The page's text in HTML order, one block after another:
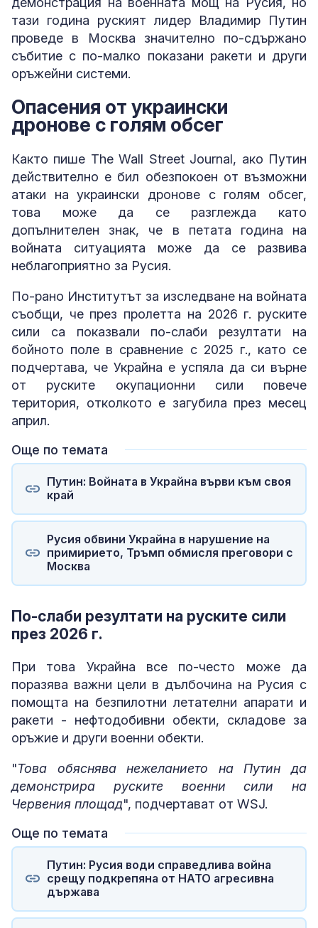
тази година руският лидер Владимир Путин
проведе в Москва значително по-сдържано
събитие с по-малко показани ракети и други
оръжейни системи.
Опасения от украински
дронове с голям обсег
Както пише The Wall Street Journal, ако Путин
действително е бил обезпокоен от възможни
атаки на украински дронове с голям обсег,
това може да се разглежда като
допълнителен знак, че в петата година на
войната ситуацията може да се развива
неблагоприятно за Русия.
По-рано Институтът за изследване на войната
съобщи, че през пролетта на 2026 г. руските
сили са показвали по-слаби резултати на
бойното поле в сравнение с 2025 г., като се
подчертава, че Украйна е успяла да си върне
от руските окупационни сили повече
територия, отколкото е загубила през месец
април.
Още по темата
Путин: Войната в Украйна върви към своя
край
Русия обвини Украйна в нарушение на
примирието, Тръмп обмисля преговори с
Москва
По-слаби резултати на руските сили
през 2026 г.
При това Украйна все по-често може да
поразява важни цели в дълбочина на Русия с
помощта на безпилотни летателни апарати и
ракети - нефтодобивни обекти, складове за
оръжие и други военни обекти.
"Това обяснява нежеланието на Путин да
демонстрира руските военни сили на
Червения площад", подчертават от WSJ.
Още по темата
Путин: Русия води справедлива война
срещу подкрепяна от НАТО агресивна
държава